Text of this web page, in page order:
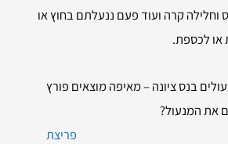
וחלילה קרה ועוד פעם ננעלתם בחוץ או
או לכספת.
בנס ציונה – מאיפה מוצאים פורץ
את המנעול?
פריצת